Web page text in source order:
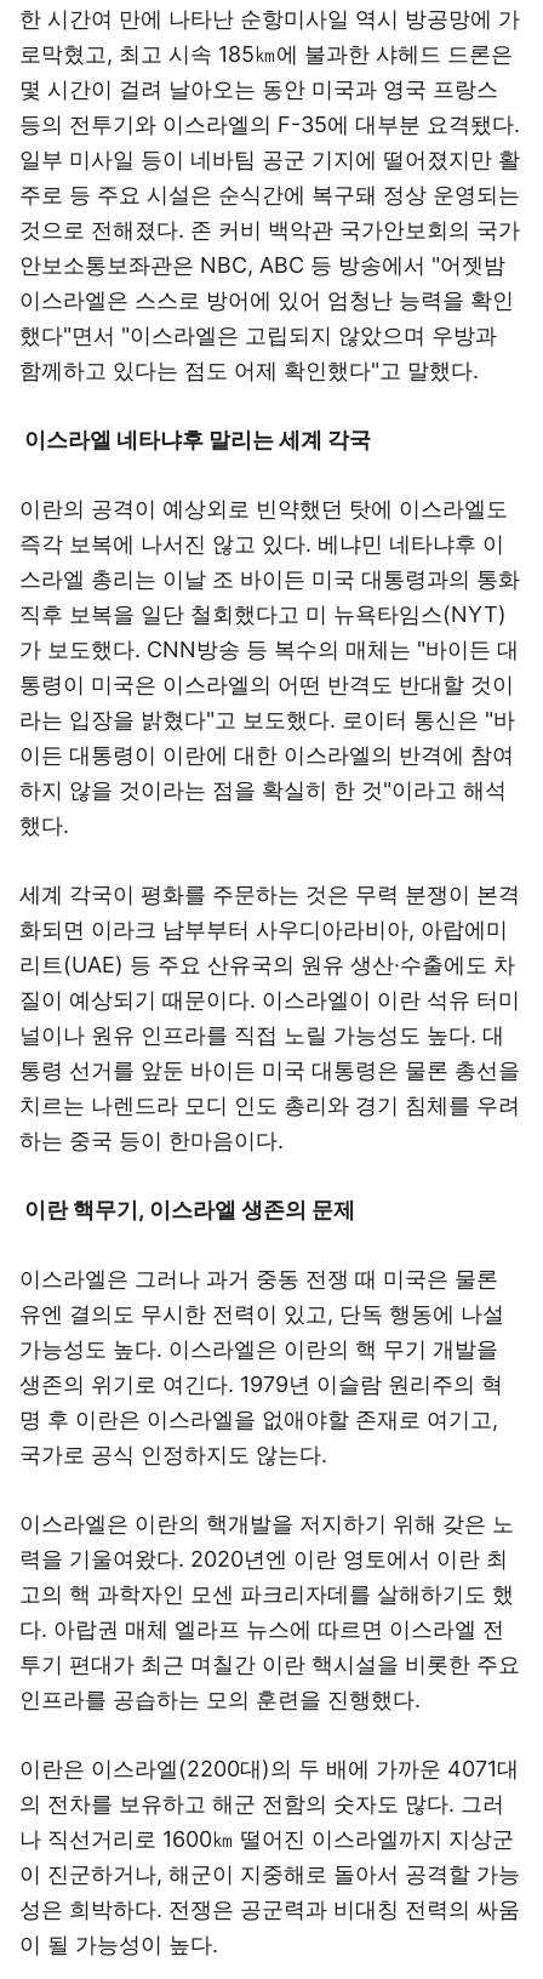
한 시간여 만에 나타난 순항미사일 역시 방공망에 가
로막혔고, 최고 시속 185㎞에 불과한 샤헤드 드론은
몇 시간이 걸려 날아오는 동안 미국과 영국 프랑스
등의 전투기와 이스라엘의 F-35에 대부분 요격됐다.
일부 미사일 등이 네바팀 공군 기지에 떨어졌지만 활
주로 등 주요 시설은 순식간에 복구돼 정상 운영되는
것으로 전해졌다. 존 커비 백악관 국가안보회의 국가
안보소통보좌관은 NBC, ABC 등 방송에서 "어젯밤
이스라엘은 스스로 방어에 있어 엄청난 능력을 확인
했다"면서 "이스라엘은 고립되지 않았으며 우방과
함께하고 있다는 점도 어제 확인했다"고 말했다.
이스라엘 네타냐후 말리는 세계 각국
이란의 공격이 예상외로 빈약했던 탓에 이스라엘도
즉각 보복에 나서진 않고 있다. 베냐민 네타냐후 이
스라엘 총리는 이날 조 바이든 미국 대통령과의 통화
직후 보복을 일단 철회했다고 미 뉴욕타임스(NYT)
가 보도했다. CNN방송 등 복수의 매체는 "바이든 대
통령이 미국은 이스라엘의 어떤 반격도 반대할 것이
라는 입장을 밝혔다"고 보도했다. 로이터 통신은 "바
이든 대통령이 이란에 대한 이스라엘의 반격에 참여
하지 않을 것이라는 점을 확실히 한 것"이라고 해석
했다.
세계 각국이 평화를 주문하는 것은 무력 분쟁이 본격
화되면 이라크 남부부터 사우디아라비아, 아랍에미
리트(UAE) 등 주요 산유국의 원유 생산·수출에도 차
질이 예상되기 때문이다. 이스라엘이 이란 석유 터미
널이나 원유 인프라를 직접 노릴 가능성도 높다. 대
통령 선거를 앞둔 바이든 미국 대통령은 물론 총선을
치르는 나렌드라 모디 인도 총리와 경기 침체를 우려
하는 중국 등이 한마음이다.
이란 핵무기, 이스라엘 생존의 문제
이스라엘은 그러나 과거 중동 전쟁 때 미국은 물론
유엔 결의도 무시한 전력이 있고, 단독 행동에 나설
가능성도 높다. 이스라엘은 이란의 핵 무기 개발을
생존의 위기로 여긴다. 1979년 이슬람 원리주의 혁
명 후 이란은 이스라엘을 없애야할 존재로 여기고,
국가로 공식 인정하지도 않는다.
이스라엘은 이란의 핵개발을 저지하기 위해 갖은 노
력을 기울여왔다. 2020년엔 이란 영토에서 이란 최
고의 핵 과학자인 모센 파크리자데를 살해하기도 했
다. 아랍권 매체 엘라프 뉴스에 따르면 이스라엘 전
투기 편대가 최근 며칠간 이란 핵시설을 비롯한 주요
인프라를 공습하는 모의 훈련을 진행했다.
이란은 이스라엘(2200대)의 두 배에 가까운 4071대
의 전차를 보유하고 해군 전함의 숫자도 많다. 그러
나 직선거리로 1600㎞ 떨어진 이스라엘까지 지상군
이 진군하거나, 해군이 지중해로 돌아서 공격할 가능
성은 희박하다. 전쟁은 공군력과 비대칭 전력의 싸움
이 될 가능성이 높다.